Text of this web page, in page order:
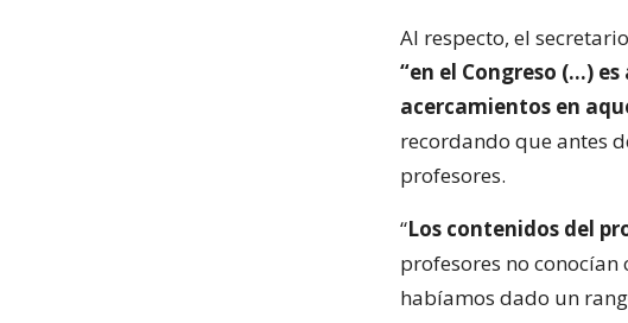
Al respecto, el
“en el Congreso (…)
acercamientos en
recordando que antes
profesores.
“Los contenidos del
profesores no
habíamos dado un